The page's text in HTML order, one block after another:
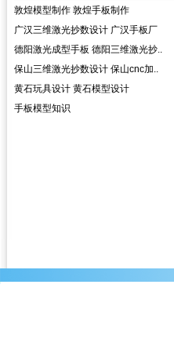
敦煌模型制作 敦煌手板制作
广汉三维激光抄数设计 广汉手板厂
德阳激光成型手板 德阳三维激光抄..
保山三维激光抄数设计 保山cnc加..
黄石玩具设计 黄石模型设计
手板模型知识